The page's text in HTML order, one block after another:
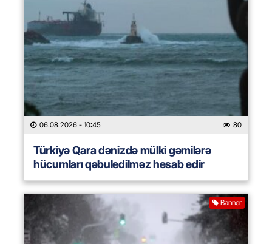
06.08.2026 - 10:45 80
Türkiyə Qara dənizdə mülki gəmilərə
hücumları qəbuledilməz hesab edir
Banner